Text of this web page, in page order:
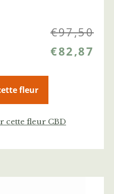
€97,50
€82,87
fleur
cette fleur CBD